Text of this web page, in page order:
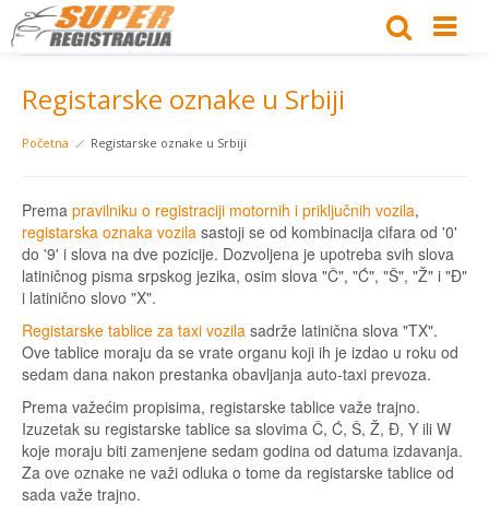
Registarske oznake u Srbiji
Početna Registarske oznake u Srbiji
Prema pravilniku o registraciji motornih i priključnih vozila,
registarska oznaka vozila sastoji se od kombinacija cifara od '0'
do '9' i slova na dve pozicije. Dozvoljena je upotreba svih slova
latiničnog pisma srpskog jezika, osim slova "Č", "Ć", "Š", "Ž" i "Đ"
i latinično slovo "X".
Registarske tablice za taxi vozila sadrže latinična slova "TX".
Ove tablice moraju da se vrate organu koji ih je izdao u roku od
sedam dana nakon prestanka obavljanja auto-taxi prevoza.
Prema važećim propisima, registarske tablice važe trajno.
Izuzetak su registarske tablice sa slovima Č, Ć, Š, Ž, Đ, Y ili W
koje moraju biti zamenjene sedam godina od datuma izdavanja.
Za ove oznake ne važi odluka o tome da registarske tablice od
sada važe trajno.